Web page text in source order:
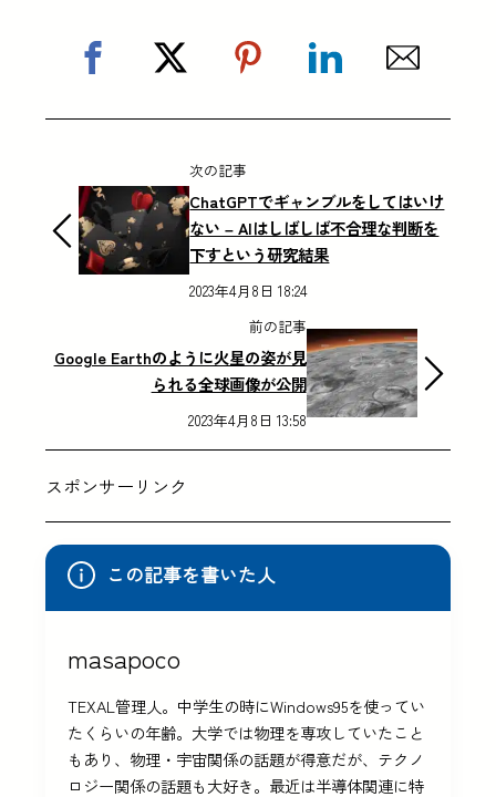
次の記事
ChatGPTでギャンブルをしてはいけ
ない – AIはしばしば不合理な判断を
下すという研究結果
2023年4月8日 18:24
前の記事
Google Earthのように火星の姿が見
られる全球画像が公開
2023年4月8日 13:58
スポンサーリンク
この記事を書いた人
masapoco
TEXAL管理人。中学生の時にWindows95を使ってい
たくらいの年齢。大学では物理を専攻していたこと
もあり、物理・宇宙関係の話題が得意だが、テクノ
ロジー関係の話題も大好き。最近は半導体関連に特